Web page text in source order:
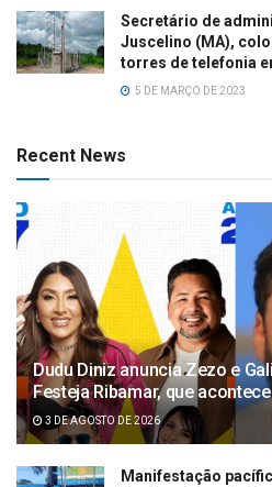
Secretário de
Juscelino (MA),
torres de telefonia
5 DE MARÇO DE 2023
Recent News
Dudu Diniz anuncia Zezo e
Festeja Ribamar, que
3 DE AGOSTO DE 2026
Manifestação